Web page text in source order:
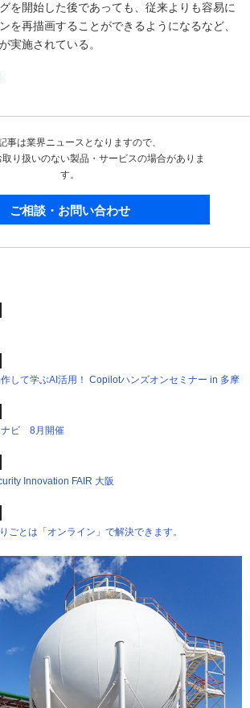
を開始した後であっても、従来よりも容易に
を再描画することができるようになるなど、
実施されている。
事は業界ニュースとなりますので、
り扱いのない製品・サービスの場合がありま
す。
ご相談・お問い合わせ
して学ぶAI活用！ Copilotハンズオンセミナー in 多摩
ナビ 8月開催
Innovation FAIR 大阪
ごとは「オンライン」で解決できます。